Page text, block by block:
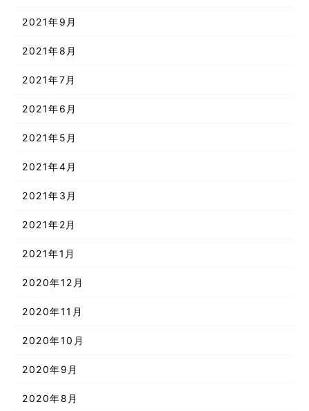
2021年9月
2021年8月
2021年7月
2021年6月
2021年5月
2021年4月
2021年3月
2021年2月
2021年1月
2020年12月
2020年11月
2020年10月
2020年9月
2020年8月